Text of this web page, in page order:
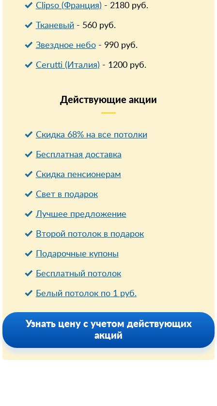
Clipso (Франция) - 2180руб.
Тканевый- 560руб.
Звездное небо- 990руб.
Cerutti (Италия) - 1200руб.
Действующие акции
Скидка 68% на все потолки
Бесплатная доставка
Cкидка пенсионерам
Свет в подарок
Лучшее предложение
Второй потолок в подарок
Подарочные купоны
Бесплатный потолок
Белый потолок по 1 руб.
Узнать цену с учетом действующих
акций